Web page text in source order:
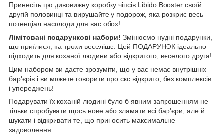
Принесіть цю дивовижну коробку чіпсів Libido Booster своїй
другій половинці та вирушайте у подорож, яка розкриє весь
потенціал насолоди для вас обох!
Лімітовані подарункові набори! Змінюємо нудні подарунки,
що приїлися, на трохи веселіше. Цей ПОДАРУНОК ідеально
підходить для коханої людини або відкритого, веселого друга!
Цим набором ви даєте зрозуміти, що у вас немає внутрішніх
бар'єрів і ви можете говорити про скс відкрито, без комплексів
і упереджень!
Подарувати їх коханій людині було б явним запрошенням не
тільки спробувати щось нове або зламати всі бар'єри, але й
шукати і відкривати те, що приносить максимальне
задоволення